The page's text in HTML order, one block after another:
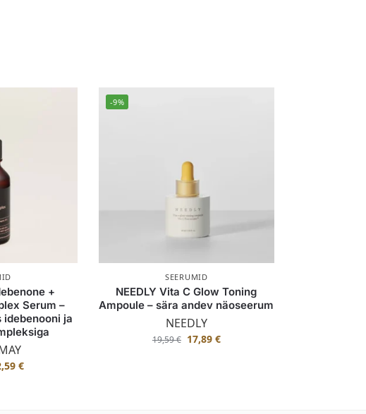
+
Serum –
ja
€
-9%
SEERUMID
NEEDLY Vita C Glow Toning
Ampoule – sära andev näoseerum
NEEDLY
19,59€ 17,89 €